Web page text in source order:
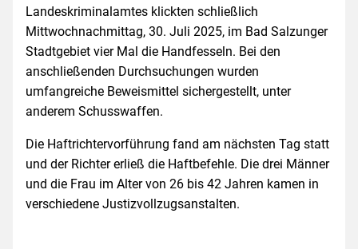
Landeskriminalamtes klickten schließlich
Mittwochnachmittag, 30. Juli 2025, im Bad Salzunger
Stadtgebiet vier Mal die Handfesseln. Bei den
anschließenden Durchsuchungen wurden
umfangreiche Beweismittel sichergestellt, unter
anderem Schusswaffen.
Die Haftrichtervorführung fand am nächsten Tag statt
und der Richter erließ die Haftbefehle. Die drei Männer
und die Frau im Alter von 26 bis 42 Jahren kamen in
verschiedene Justizvollzugsanstalten.